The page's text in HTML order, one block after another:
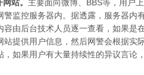
站。 主要面向微博、BBS等，用户
警监控服务器内。据透露，服务器内
容由后台技术人员逐一查看，如果是
站提供用户信息，然后网警会根据实
，如果用户有大量持续性的异议言论